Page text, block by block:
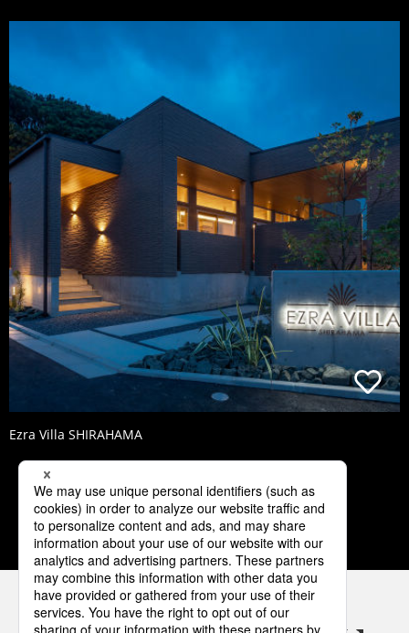
Ezra Villa SHIRAHAMA
2 3 4 5 6
パナソニックの電気設備 SNSアカウント